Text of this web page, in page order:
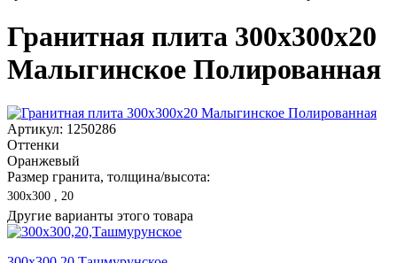
Гранитная плита 300х300x20
Малыгинское Полированная
Артикул: 1250286
Оттенки
Оранжевый
Размер гранита, толщина/высота:
300х300 , 20
Другие варианты этого товара